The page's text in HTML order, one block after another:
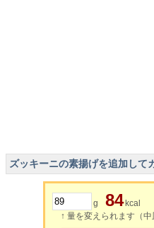
ズッキーニの素揚げを追加して
g 84 kcal
↑ 量を変えられます（中